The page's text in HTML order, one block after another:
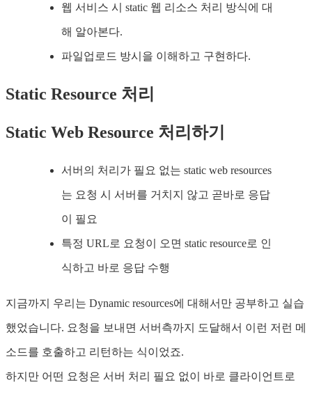
웹 서비스 시 static 웹 리소스 처리 방식에 대
해 알아본다.
파일업로드 방시을 이해하고 구현하다.
Static Resource 처리
Static Web Resource 처리하기
서버의 처리가 필요 없는 static web resources
는 요청 시 서버를 거치지 않고 곧바로 응답
이 필요
특정 URL로 요청이 오면 static resource로 인
식하고 바로 응답 수행
지금까지 우리는 Dynamic resources에 대해서만 공부하고 실습
했었습니다. 요청을 보내면 서버측까지 도달해서 이런 저런 메
소드를 호출하고 리턴하는 식이었죠.
하지만 어떤 요청은 서버 처리 필요 없이 바로 클라이언트로